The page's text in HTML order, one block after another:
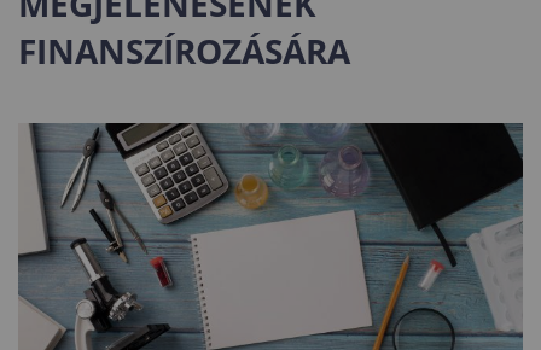
FINANSZÍROZÁSÁRA